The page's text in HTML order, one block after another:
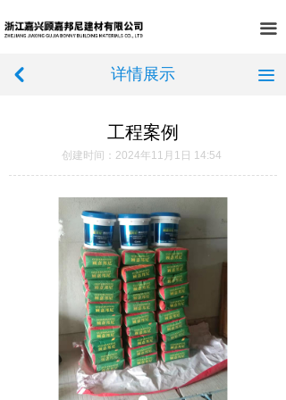
끀
首页
门店展示
荣誉资质
联系我们
工程案例
创建时间： 2024年11月1日 14:54
낒 끀
详情展示